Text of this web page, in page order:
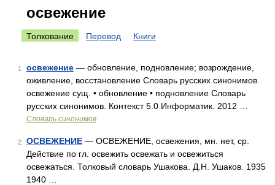
освежение
Толкование Перевод Книги
1 освежение — обновление, подновление; возрождение,
оживление, восстановление Словарь русских синонимов.
освежение сущ. • обновление • подновление Словарь
русских синонимов. Контекст 5.0 Информатик. 2012 …
Словарь синонимов
2 ОСВЕЖЕНИЕ — ОСВЕЖЕНИЕ, освежения, мн. нет, ср.
Действие по гл. освежить освежать и освежиться
освежаться. Толковый словарь Ушакова. Д.Н. Ушаков. 1935
1940 …